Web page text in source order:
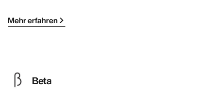
Mehr erfahren
Beta